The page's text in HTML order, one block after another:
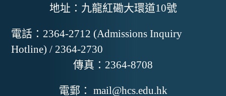
地址： 九龍紅磡大環道10號
電話： 2364-2712 (Admissions Inquiry
Hotline) / 2364-2730
傳真： 2364-8708
電郵： mail@hcs.edu.hk